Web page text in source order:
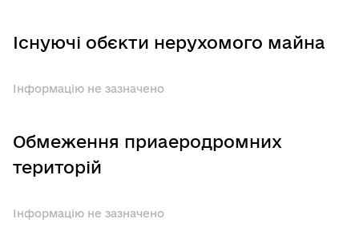
Існуючі обєкти нерухомого майна
Інформацію не зазначено
Обмеження приаеродромних
територій
Інформацію не зазначено